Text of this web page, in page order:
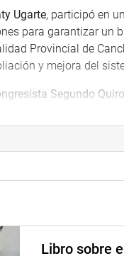
Ugarte, participó en
para garantizar un
Provincial de
y mejora del
Segundo
sus derechos
9691, que propone
de docentes
Huánuco, La
estabilidad
Libro sobre